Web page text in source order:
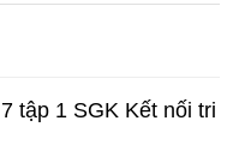
tập 1 SGK Kết nối tri